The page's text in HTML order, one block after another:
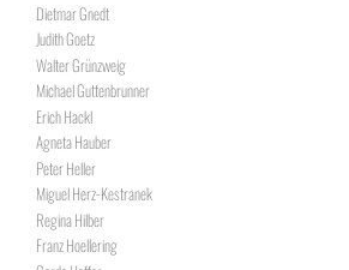
Dietmar Gnedt
Judith Goetz
Walter Grünzweig
Michael Guttenbrunner
Erich Hackl
Agneta Hauber
Peter Heller
Miguel Herz-Kestranek
Regina Hilber
Franz Hoellering